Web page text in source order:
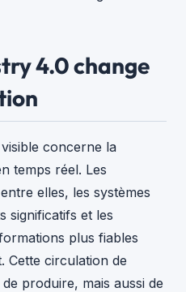
4.0 change
concerne la
temps réel. Les
elles, les systèmes
significatifs et les
plus fiables
Cette circulation de
produire, mais aussi de